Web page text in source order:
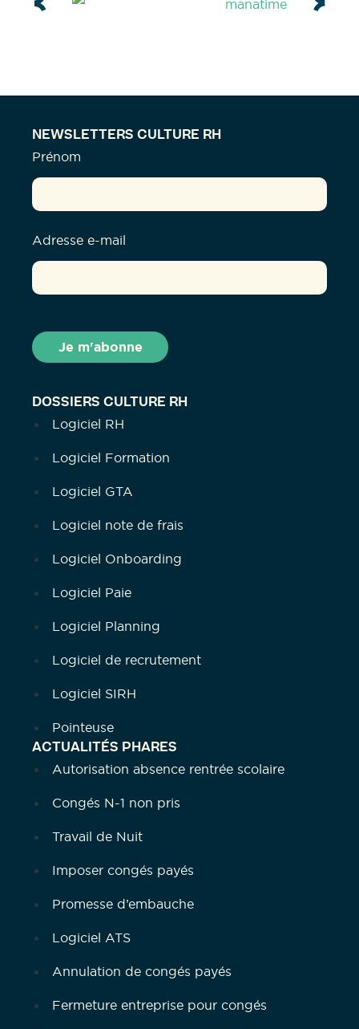
DOSSIERS CULTURE RH
Logiciel RH
Logiciel Formation
Logiciel GTA
Logiciel note de frais
Logiciel Onboarding
Logiciel Paie
Logiciel Planning
Logiciel de recrutement
Logiciel SIRH
Pointeuse
ACTUALITÉS PHARES
Autorisation absence rentrée scolaire
Congés N-1 non pris
Travail de Nuit
Imposer congés payés
Promesse d’embauche
Logiciel ATS
Annulation de congés payés
Fermeture entreprise pour congés
NEWSLETTERS CULTURE RH
Prénom
Adresse e-mail